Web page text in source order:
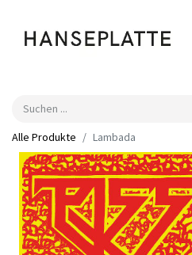
Alle Produkte Lambada